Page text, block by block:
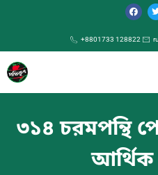
+8801733 128822
৩১৪ চরমপন্থি
আর্থিক